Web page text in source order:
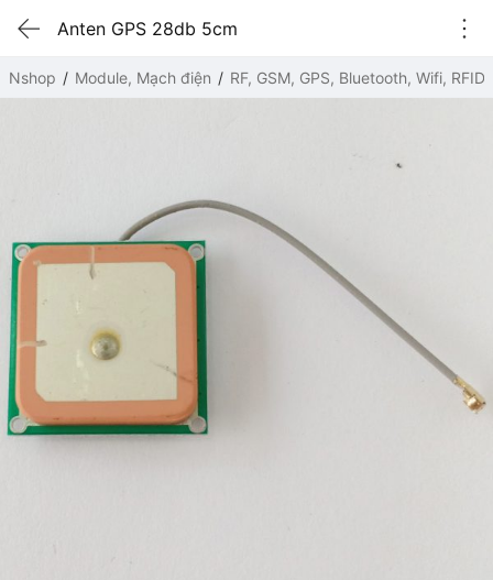
Anten GPS 28db 5cm
Nshop Module, Mạch điện RF, GSM, GPS, Bluetooth, Wifi, RFID